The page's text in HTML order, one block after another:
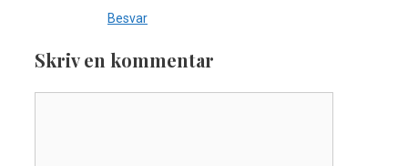
Besvar
Skriv en kommentar